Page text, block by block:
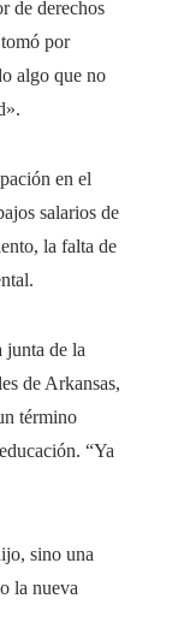
de derechos
por
algo que no
en el
salarios de
la falta de
junta de la
de Arkansas,
término
“Ya
sino una
la nueva